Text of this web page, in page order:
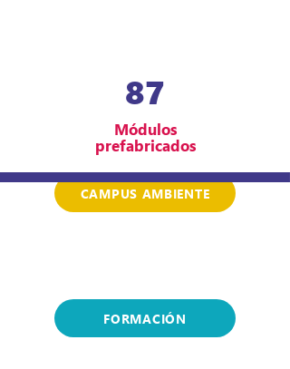
CAMPUS AMBIENTE
87
Módulos
prefabricados
FORMACIÓN